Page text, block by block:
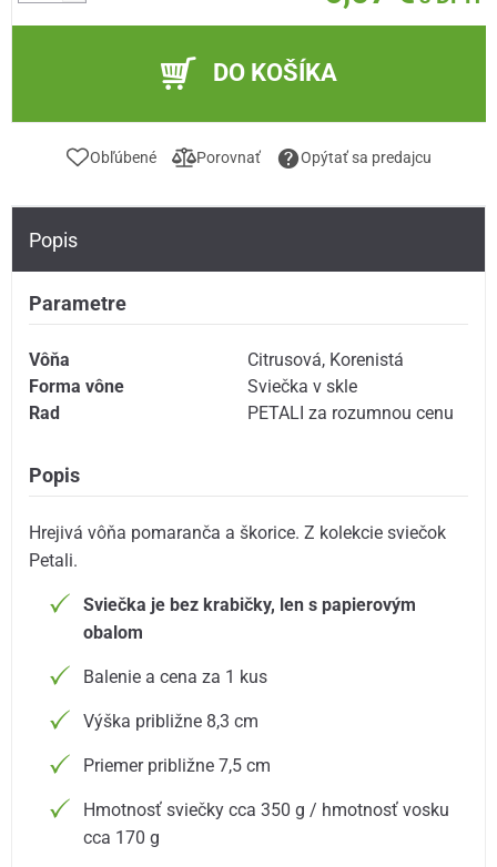
DO KOŠÍKA
Obľúbené Porovnať Opýtať sa predajcu
Popis
Parametre
Vôňa Citrusová, Korenistá
Forma vône
Sviečka v skle
Rad
PETALI za rozumnou cenu
Popis
Hrejivá vôňa pomaranča a škorice. Z kolekcie sviečok
Petali.
Sviečka je bez krabičky, len s papierovým
obalom
Balenie a cena za 1 kus
Výška približne 8,3 cm
Priemer približne 7,5 cm
Hmotnosť sviečky cca 350 g / hmotnosť vosku
cca 170 g